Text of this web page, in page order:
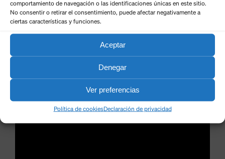
comportamiento de navegación o las identificaciones únicas en este sitio.
No consentir o retirar el consentimiento, puede afectar negativamente a
ciertas características y funciones.
Aceptar
Denegar
Ver preferencias
Política de cookiesDeclaración de privacidad